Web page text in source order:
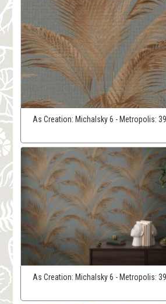
As Creation: Michalsky 6 - Metropolis:
As Creation:Michalsky 6 - Metropolis: